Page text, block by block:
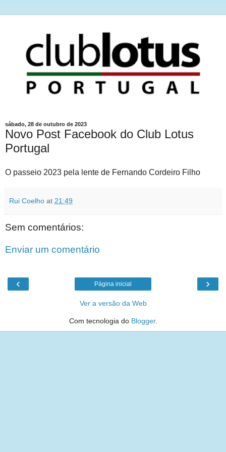
sábado, 28 de outubro de 2023
Novo Post Facebook do Club Lotus
Portugal
O passeio 2023 pela lente de Fernando Cordeiro Filho
Rui Coelho at 21:49
Sem comentários:
Enviar um comentário
‹ ›
Página inicial
Ver a versão da Web
Com tecnologia do Blogger.